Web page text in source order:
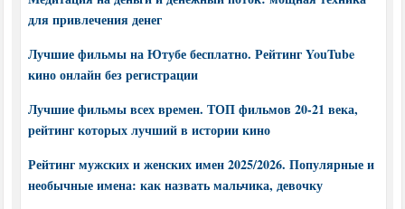
для привлечения денег
Лучшие фильмы на Ютубе бесплатно. Рейтинг YouTube
кино онлайн без регистрации
Лучшие фильмы всех времен. ТОП фильмов 20-21 века,
рейтинг которых лучший в истории кино
Рейтинг мужских и женских имен 2025/2026. Популярные и
необычные имена: как назвать мальчика, девочку